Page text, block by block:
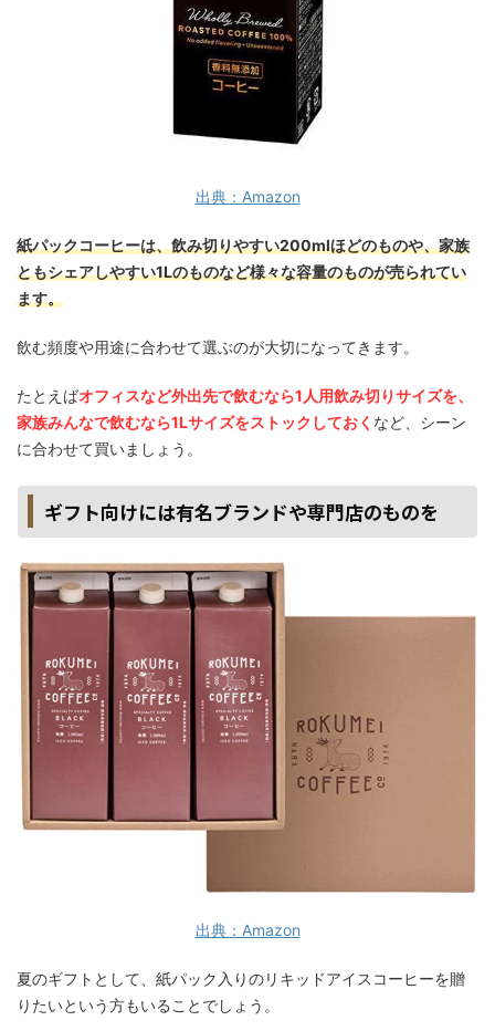
出典：Amazon
紙パックコーヒーは、飲み切りやすい200mlほどのものや、家族
ともシェアしやすい1Lのものなど様々な容量のものが売られてい
ます。
飲む頻度や用途に合わせて選ぶのが大切になってきます。
たとえばオフィスなど外出先で飲むなら1人用飲み切りサイズを、
家族みんなで飲むなら1Lサイズをストックしておく など、シーン
に合わせて買いましょう。
ギフト向けには有名ブランドや専門店のものを
出典：Amazon
夏のギフトとして、紙パック入りのリキッドアイスコーヒーを贈
りたいという方もいることでしょう。